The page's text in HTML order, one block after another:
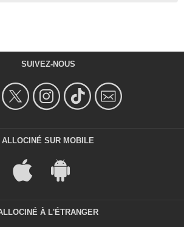
SUIVEZ-NOUS
ALLOCINÉ SUR MOBILE
À L'ÉTRANGER